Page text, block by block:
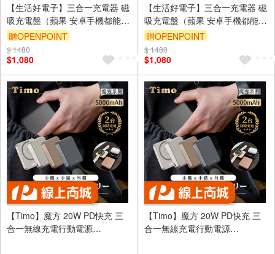
【生活好電子】三合一充電器 磁
吸充電盤（蘋果 安卓手機都能
用！)IPhone 8-17 Watch6-10
Airpods MagSafe Type-c - 銀河
白
贈OPENPOINT
$ 1480
$1,080
【生活好電子】三合一充電器 磁
吸充電盤（蘋果 安卓手機都能
用！)IPhone 8-17 Watch6-10
Airpods MagSafe Type-c - 黑色
贈OPENPOINT
$ 1480
$1,080
【Timo】魔方 20W PD快充 三
合一無線充電行動電源
【Timo】魔方 20W PD快充 三
合一無線充電行動電源